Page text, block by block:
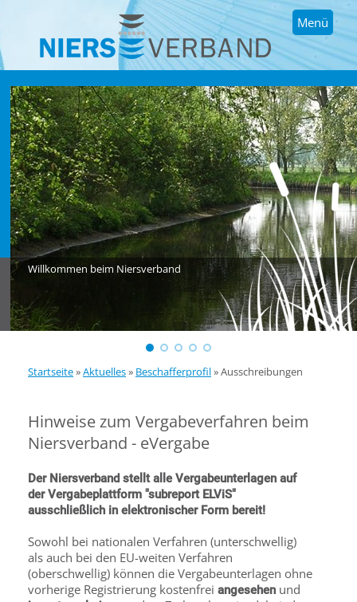
Menü
Willkommen beim Niersverband
Startseite»Aktuelles» Beschafferprofil»Ausschreibungen
Hinweise zum Vergabeverfahren beim
Niersverband - eVergabe
Der Niersverband stellt alle Vergabeunterlagen auf
der Vergabeplattform "subreport ELViS"
ausschließlich in elektronischer Form bereit!
Sowohl bei nationalen Verfahren (unterschwellig)
als auch bei den EU-weiten Verfahren
(oberschwellig) können die Vergabeunterlagen ohne
vorherige Registrierung kostenfrei angesehen und